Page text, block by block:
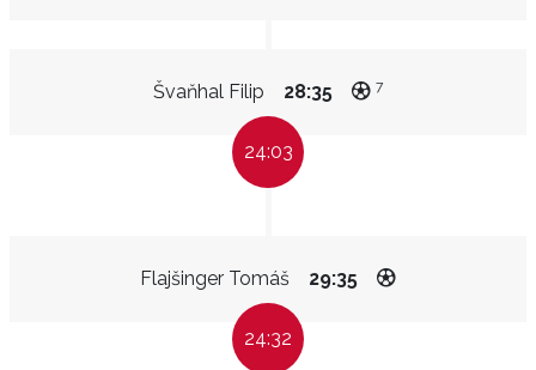
Švaňhal Filip 28:35 7
24:03
Flajšinger Tomáš 29:35
24:32